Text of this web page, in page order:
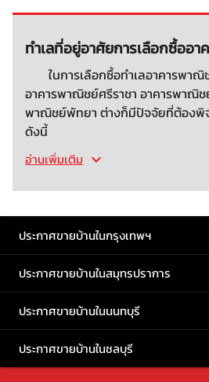
ทำเลที่อยู่อาศัยการเลือกซื้ออ
ในการเลือกซื้อทำเลอาคารพาณิ
อาคารพาณิชย์ศรีราชา อาคารพาณิ
พาณิชย์พัทยา ต่างก็มีปัจจัยที่ต้องพิ
ดังนี้
อ่านเพิ่มเติม
ประกาศขายบ้านในกรุงเทพฯ
ประกาศขายบ้านในสมุทรปราการ
ประกาศขายบ้านในนนทบุรี
ประกาศขายบ้านในชลบุรี